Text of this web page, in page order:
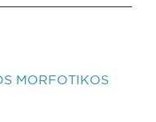
MORFOTIKOS